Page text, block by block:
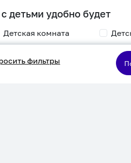
детьми удобно будет
Детская комната
кормления
фильтры